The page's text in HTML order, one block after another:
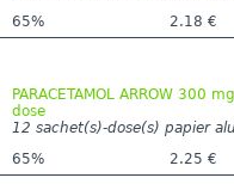
65%
2.18 €
PARACETAMOL ARROW 300
dose
12 sachet(s)-dose(s) papier
65%
2.25 €